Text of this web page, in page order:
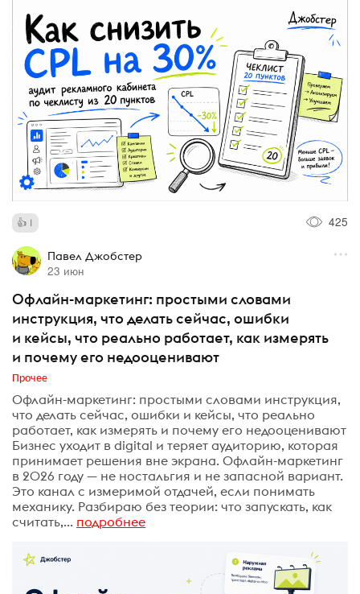
1 425
Павел Джобстер
23 июн
Офлайн-маркетинг: простыми словами
инструкция, что делать сейчас, ошибки
и кейсы, что реально работает, как измерять
и почему его недооценивают
Прочее
Офлайн-маркетинг: простыми словами инструкция,
что делать сейчас, ошибки и кейсы, что реально
работает, как измерять и почему его недооценивают
Бизнес уходит в digital и теряет аудиторию, которая
принимает решения вне экрана. Офлайн-маркетинг
в 2026 году — не ностальгия и не запасной вариант.
Это канал с измеримой отдачей, если понимать
механику. Разбираю без теории: что запускать, как
считать,... подробнее